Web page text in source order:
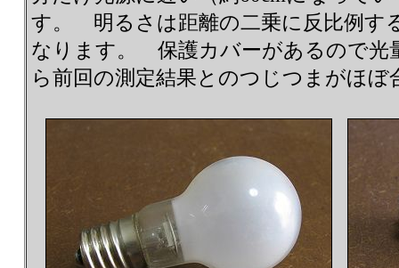
す。 明るさは距離の二乗に反比例す
なります。 保護カバーがあるので光
ら前回の測定結果とのつじつまがほぼ